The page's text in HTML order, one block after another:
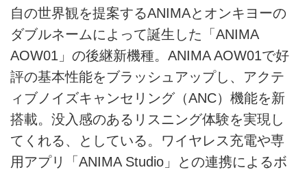
自の世界観を提案するANIMAとオンキヨーの
ダブルネームによって誕生した「ANIMA
AOW01」の後継新機種。ANIMA AOW01で好
評の基本性能をブラッシュアップし、アクテ
ィブノイズキャンセリング（ANC）機能を新
搭載。没入感のあるリスニング体験を実現し
てくれる、としている。ワイヤレス充電や専
用アプリ「ANIMA Studio」との連携によるボ